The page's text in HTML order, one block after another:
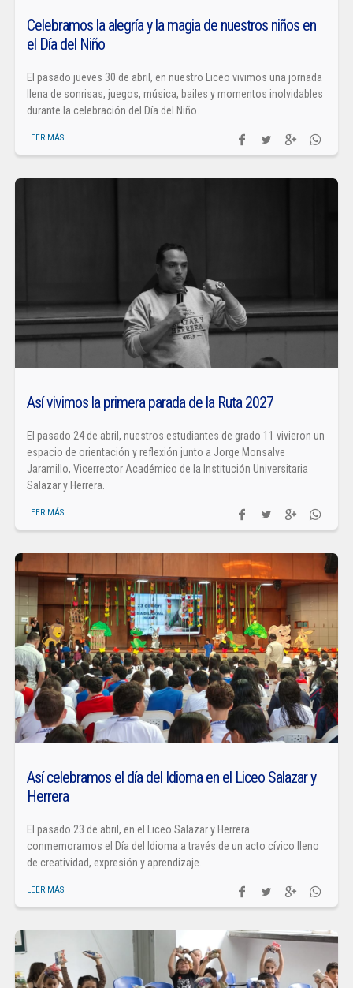
Celebramos la alegría y la magia de nuestros niños en
el Día del Niño
El pasado jueves 30 de abril, en nuestro Liceo vivimos una jornada
llena de sonrisas, juegos, música, bailes y momentos inolvidables
durante la celebración del Día del Niño.
LEER MÁS
Así vivimos la primera parada de la Ruta 2027
El pasado 24 de abril, nuestros estudiantes de grado 11 vivieron un
espacio de orientación y reflexión junto a Jorge Monsalve
Jaramillo, Vicerrector Académico de la Institución Universitaria
Salazar y Herrera.
LEER MÁS
Así celebramos el día del Idioma en el Liceo Salazar y
Herrera
El pasado 23 de abril, en el Liceo Salazar y Herrera
conmemoramos el Día del Idioma a través de un acto cívico lleno
de creatividad, expresión y aprendizaje.
LEER MÁS